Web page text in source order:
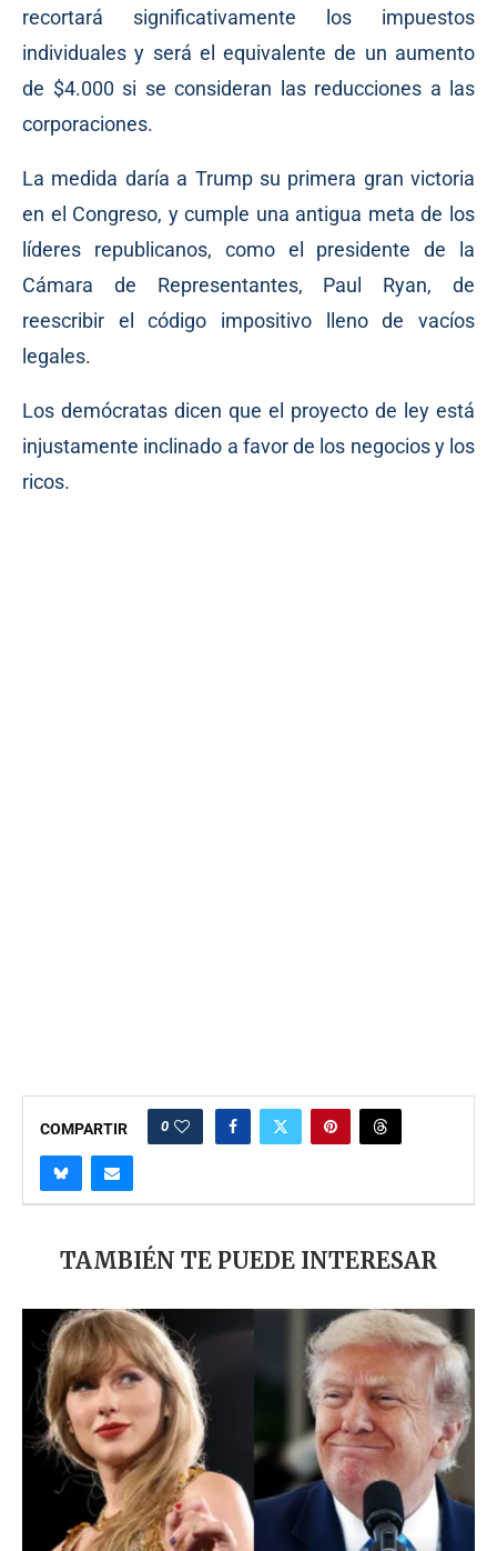
recortará significativamente los impuestos
individuales y será el equivalente de un aumento
de $4.000 si se consideran las reducciones a las
corporaciones.
La medida daría a Trump su primera gran victoria
en el Congreso, y cumple una antigua meta de los
líderes republicanos, como el presidente de la
Cámara de Representantes, Paul Ryan, de
reescribir el código impositivo lleno de vacíos
legales.
Los demócratas dicen que el proyecto de ley está
injustamente inclinado a favor de los negocios y los
ricos.
COMPARTIR 0
TAMBIÉN TE PUEDE INTERESAR